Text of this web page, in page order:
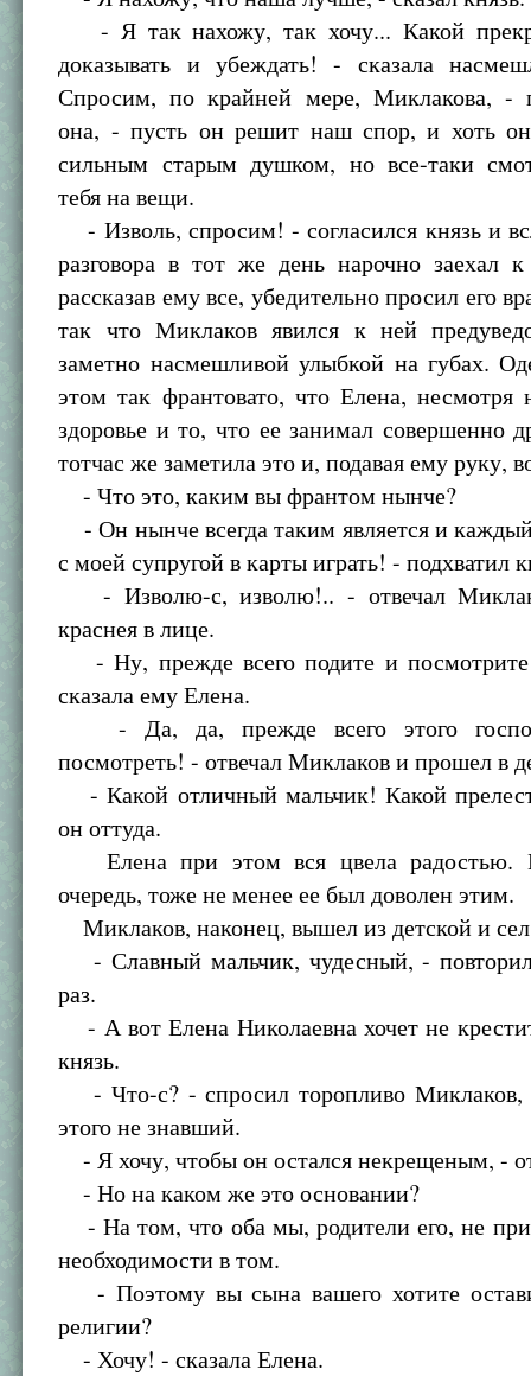
- Я так нахожу, так хочу... Какой
доказывать и убеждать! - сказала
Спросим, по крайней мере, Миклакова, -
она, - пусть он решит наш спор, и хоть
сильным старым душком, но все-таки
тебя на вещи.
- Изволь, спросим! - согласился князь и
разговора в тот же день нарочно заехал
рассказав ему все, убедительно просил его
так что Миклаков явился к ней
заметно насмешливой улыбкой на губах.
этом так франтовато, что Елена, несмотря
здоровье и то, что ее занимал совершенно
тотчас же заметила это и, подавая ему руку,
- Что это, каким вы франтом нынче?
- Он нынче всегда таким является и
с моей супругой в карты играть! - подхватил
- Изволю-с, изволю!.. - отвечал
краснея в лице.
- Ну, прежде всего подите и
сказала ему Елена.
- Да, да, прежде всего этого
посмотреть! - отвечал Миклаков и прошел в
- Какой отличный мальчик! Какой
он оттуда.
Елена при этом вся цвела радостью.
очередь, тоже не менее ее был доволен этим.
Миклаков, наконец, вышел из детской и
- Славный мальчик, чудесный, -
раз.
- А вот Елена Николаевна хочет не
князь.
- Что-с? - спросил торопливо Миклаков,
этого не знавший.
- Я хочу, чтобы он остался некрещеным, -
- Но на каком же это основании?
- На том, что оба мы, родители его, не
необходимости в том.
- Поэтому вы сына вашего хотите
религии?
- Хочу! - сказала Елена.